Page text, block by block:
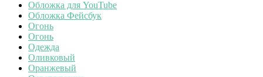
Обложка для YouTube
Обложка Фейсбук
Огонь
Огонь
Одежда
Оливковый
Оранжевый